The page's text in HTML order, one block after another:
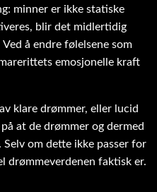
minner er ikke statiske
blir det midlertidig
å endre følelsene som
emosjonelle kraft
klare drømmer, eller lucid
at de drømmer og dermed
om dette ikke passer for
drømmeverdenen faktisk er.